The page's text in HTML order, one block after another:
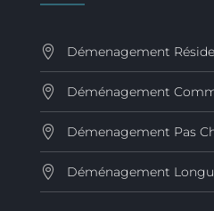
Démenagement
Déménagement
Démenagement Pas
Déménagement